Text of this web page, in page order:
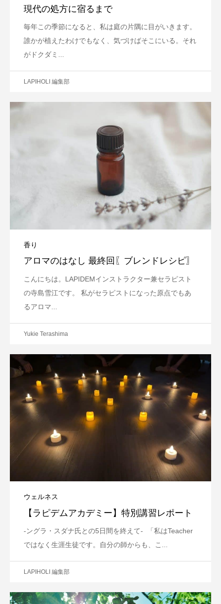
現代の処方に宿るまで
毎年この季節になると、私は庭の片隅に目がいきます。
誰かが植えたわけでもなく、気づけばそこにいる。それ
がドクダミ...
LAPIHOLI 編集部
香り
アロマのはなし 最終回〖ブレンドレシピ〗
こんにちは。LAPIDEMインストラクター兼セラピスト
の寺島雪江です。 私がセラピストになった原点でもあ
るアロマ...
Yukie Terashima
ウェルネス
【ラピデムアカデミー】特別講習レポート
-ングラ・スダナ氏との5日間を終えて- 「私はTeacher
ではなく生涯生徒です。自分の師からも、こ...
LAPIHOLI 編集部